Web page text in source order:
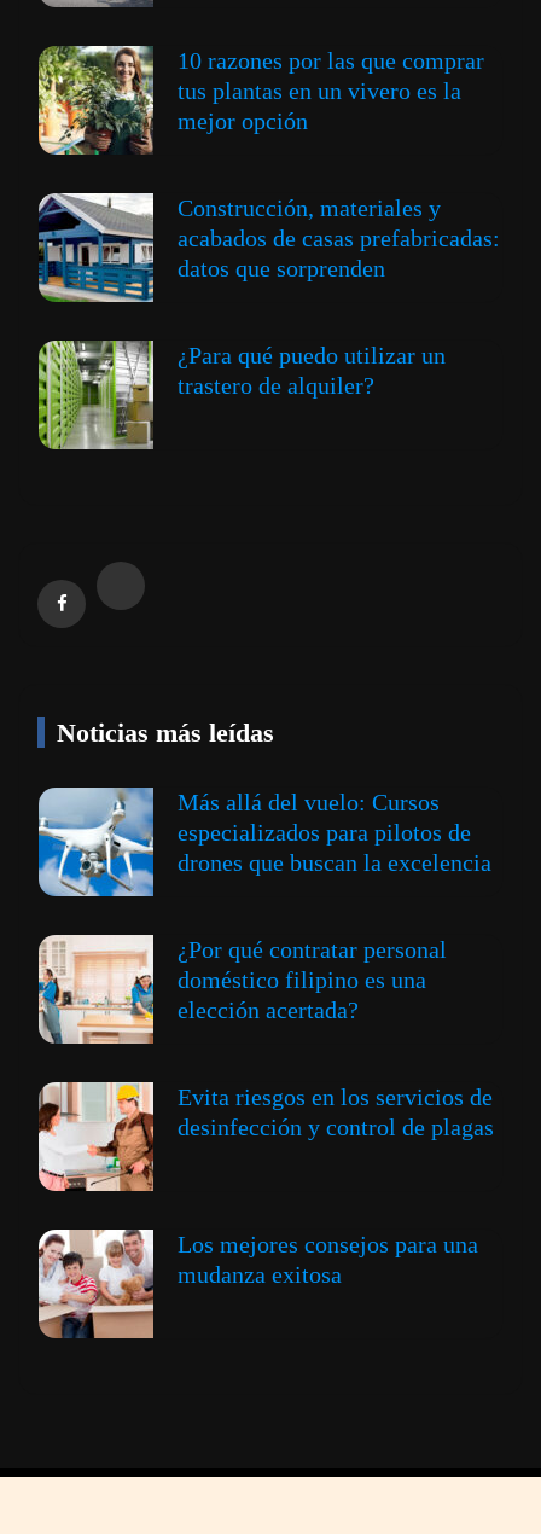
10 razones por las que comprar
tus plantas en un vivero es la
mejor opción
Construcción, materiales y
acabados de casas prefabricadas:
datos que sorprenden
¿Para qué puedo utilizar un
trastero de alquiler?
Noticias más leídas
Más allá del vuelo: Cursos
especializados para pilotos de
drones que buscan la excelencia
¿Por qué contratar personal
doméstico filipino es una
elección acertada?
Evita riesgos en los servicios de
desinfección y control de plagas
Los mejores consejos para una
mudanza exitosa